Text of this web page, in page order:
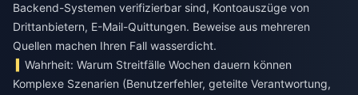
Backend-Systemen verifizierbar sind, Kontoauszüge von
Drittanbietern, E-Mail-Quittungen. Beweise aus mehreren
Quellen machen Ihren Fall wasserdicht.
Wahrheit: Warum Streitfälle Wochen dauern können
Komplexe Szenarien (Benutzerfehler, geteilte Verantwortung,